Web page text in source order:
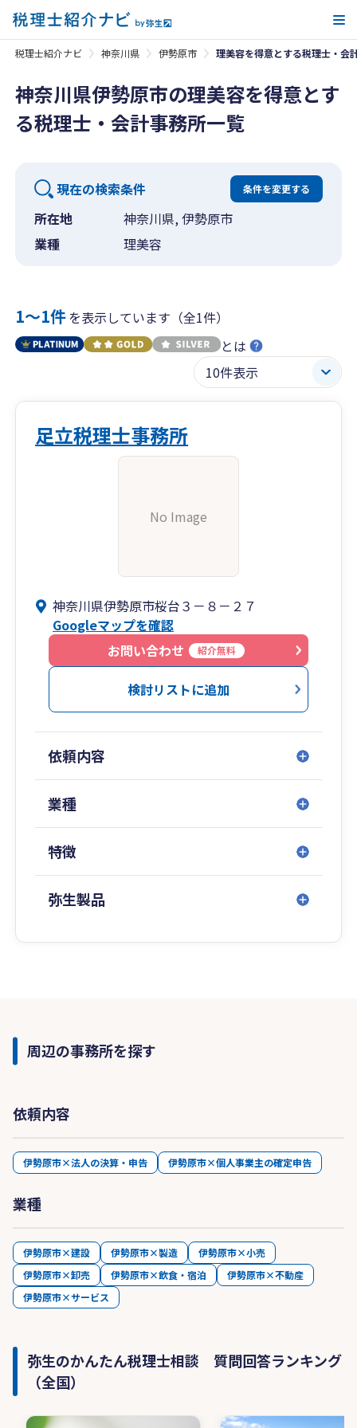
税理士紹介ナビ 神奈川県 伊勢原市 理美容を得意とする税理士・会
神奈川県伊勢原市の理美容を得意とす
る税理士・会計事務所一覧
現在の検索条件 条件を変更する
所在地
神奈川県, 伊勢原市
業種
理美容
1〜1件を表示しています（全1件）
とは
足立税理士事務所
No Image
神奈川県伊勢原市桜台３－８－２７
Googleマップを確認
お問い合わせ
紹介無料
検討リストに追加
依頼内容
業種
特徴
弥生製品
周辺の事務所を探す
依頼内容
伊勢原市×法人の決算・申告 伊勢原市×個人事業主の確定申告
業種
伊勢原市×建設 伊勢原市×製造
伊勢原市×小売
伊勢原市×卸売
伊勢原市×飲食・宿泊
伊勢原市×不動産
伊勢原市×サービス
弥生のかんたん税理士相談 質問回答ランキング
（全国）